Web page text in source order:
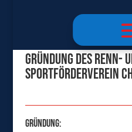
Gründung des Renn-
Sportförderverein
Gründung: